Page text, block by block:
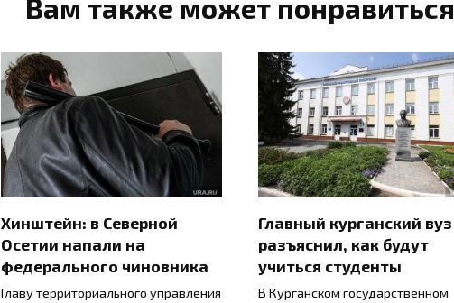
Вам также может понравиться
Хинштейн: в Северной
Осетии напали на
федерального чиновника
Главу территориального управления
Главный курганский вуз
разъяснил, как будут
учиться студенты
В Курганском государственном